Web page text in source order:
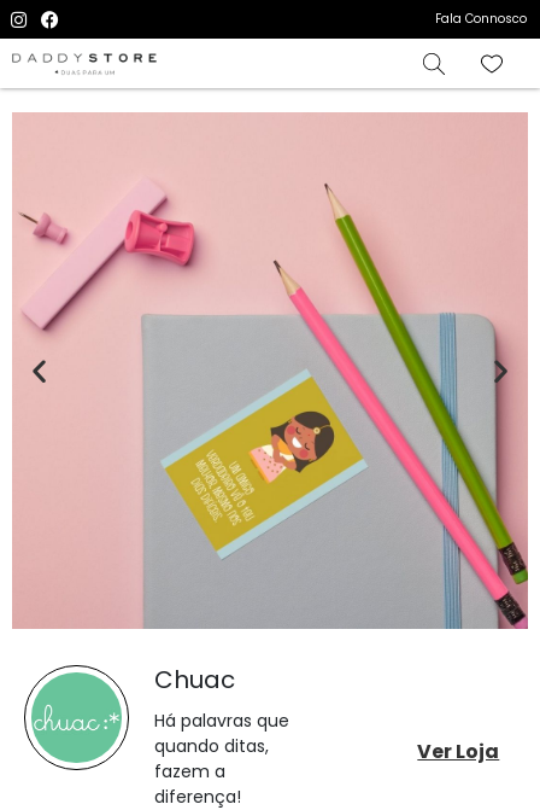
Fala Connosco
Chuac
Há palavras que
quando ditas,
fazem a
diferença!
Ver Loja